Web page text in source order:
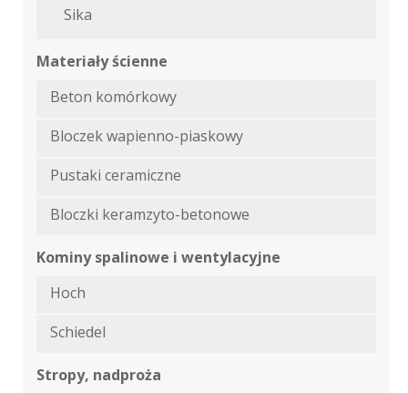
Sika
Materiały ścienne
Beton komórkowy
Bloczek wapienno-piaskowy
Pustaki ceramiczne
Bloczki keramzyto-betonowe
Kominy spalinowe i wentylacyjne
Hoch
Schiedel
Stropy, nadproża